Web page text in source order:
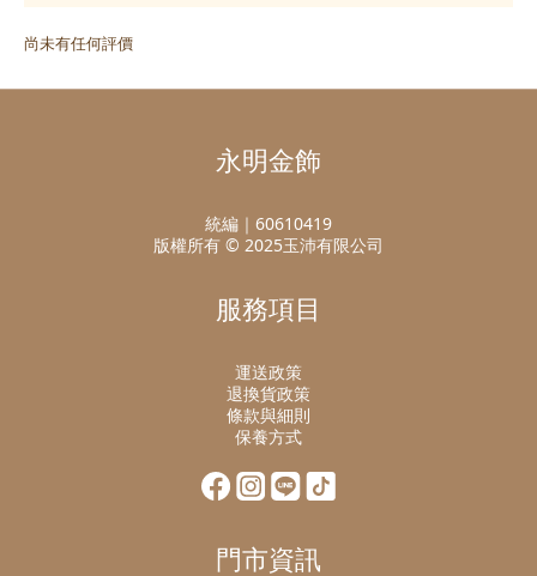
尚未有任何評價
永明金飾
統編｜60610419
版權所有 © 2025玉沛有限公司
服務項目
運送政策
退換貨政策
條款與細則
保養方式
門市資訊